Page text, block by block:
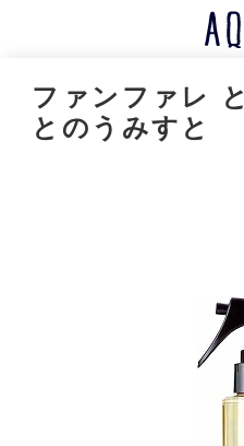
ファンファレ と
とのうみすと